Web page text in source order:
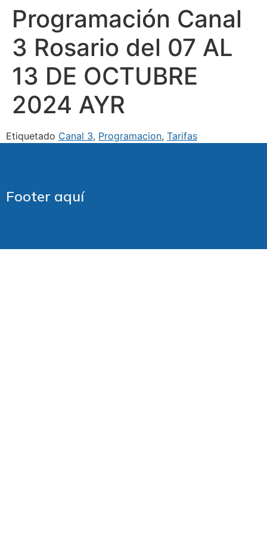
Programación Canal
3 Rosario del 07 AL
13 DE OCTUBRE
2024 AYR
Etiquetado Canal 3, Programacion, Tarifas
Footer aquí